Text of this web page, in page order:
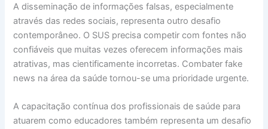
A disseminação de informações falsas, especialmente
através das redes sociais, representa outro desafio
contemporâneo. O SUS precisa competir com fontes não
confiáveis que muitas vezes oferecem informações mais
atrativas, mas cientificamente incorretas. Combater fake
news na área da saúde tornou-se uma prioridade urgente.
A capacitação contínua dos profissionais de saúde para
atuarem como educadores também representa um desafio